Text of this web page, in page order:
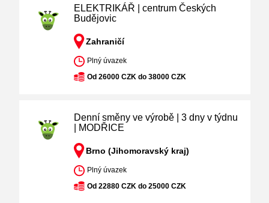
ELEKTRIKÁŘ | centrum Českých
Budějovic
Zahraničí
Plný úvazek
Od 26000 CZK do 38000 CZK
Denní směny ve výrobě | 3 dny v týdnu
| MODŘICE
Brno (Jihomoravský kraj)
Plný úvazek
Od 22880 CZK do 25000 CZK